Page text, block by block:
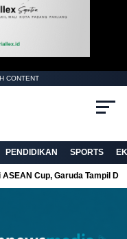
CONTENT
PENDIDIKAN SPORTS
Cup, Garuda Tampil